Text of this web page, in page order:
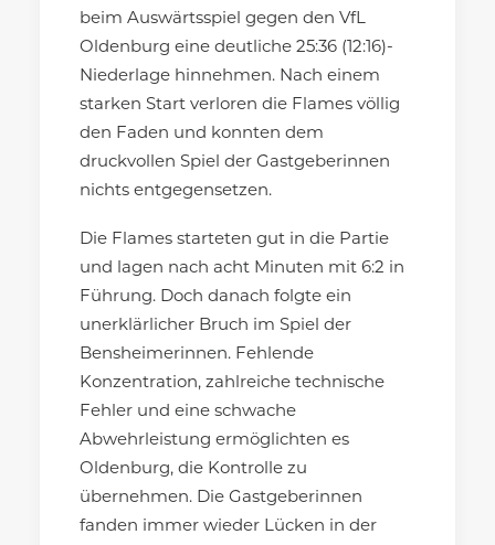
beim Auswärtsspiel gegen den VfL
Oldenburg eine deutliche 25:36 (12:16)-
Niederlage hinnehmen. Nach einem
starken Start verloren die Flames völlig
den Faden und konnten dem
druckvollen Spiel der Gastgeberinnen
nichts entgegensetzen.
Die Flames starteten gut in die Partie
und lagen nach acht Minuten mit 6:2 in
Führung. Doch danach folgte ein
unerklärlicher Bruch im Spiel der
Bensheimerinnen. Fehlende
Konzentration, zahlreiche technische
Fehler und eine schwache
Abwehrleistung ermöglichten es
Oldenburg, die Kontrolle zu
übernehmen. Die Gastgeberinnen
fanden immer wieder Lücken in der